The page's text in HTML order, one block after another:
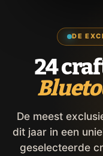
DE
24
De meest
dit jaar in een
geselecteerde